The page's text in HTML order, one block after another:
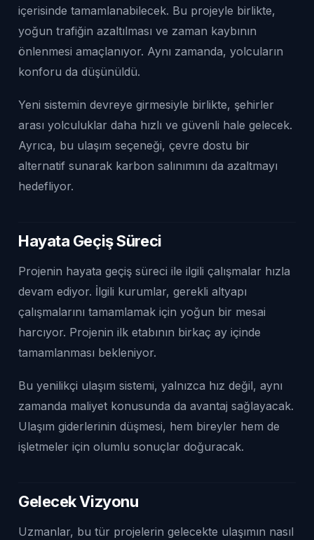
içerisinde tamamlanabilecek. Bu projeyle birlikte,
yoğun trafiğin azaltılması ve zaman kaybının
önlenmesi amaçlanıyor. Aynı zamanda, yolcuların
konforu da düşünüldü.
Yeni sistemin devreye girmesiyle birlikte, şehirler
arası yolculuklar daha hızlı ve güvenli hale gelecek.
Ayrıca, bu ulaşım seçeneği, çevre dostu bir
alternatif sunarak karbon salınımını da azaltmayı
hedefliyor.
Hayata Geçiş Süreci
Projenin hayata geçiş süreci ile ilgili çalışmalar hızla
devam ediyor. İlgili kurumlar, gerekli altyapı
çalışmalarını tamamlamak için yoğun bir mesai
harcıyor. Projenin ilk etabının birkaç ay içinde
tamamlanması bekleniyor.
Bu yenilikçi ulaşım sistemi, yalnızca hız değil, aynı
zamanda maliyet konusunda da avantaj sağlayacak.
Ulaşım giderlerinin düşmesi, hem bireyler hem de
işletmeler için olumlu sonuçlar doğuracak.
Gelecek Vizyonu
Uzmanlar, bu tür projelerin gelecekte ulaşımın nasıl